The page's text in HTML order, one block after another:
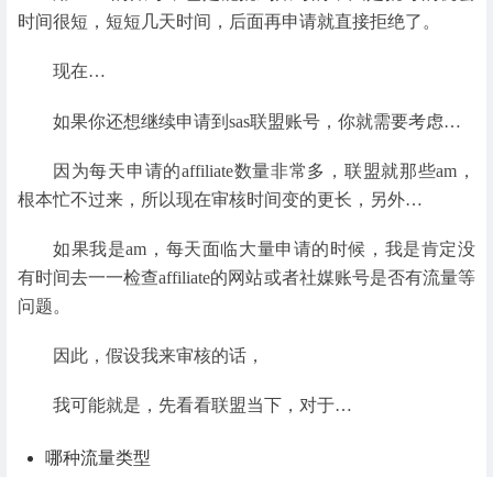
时间很短，短短几天时间，后面再申请就直接拒绝了。
现在…
如果你还想继续申请到sas联盟账号，你就需要考虑…
因为每天申请的affiliate数量非常多，联盟就那些am，
根本忙不过来，所以现在审核时间变的更长，另外…
如果我是am，每天面临大量申请的时候，我是肯定没
有时间去一一检查affiliate的网站或者社媒账号是否有流量等
问题。
因此，假设我来审核的话，
我可能就是，先看看联盟当下，对于…
哪种流量类型